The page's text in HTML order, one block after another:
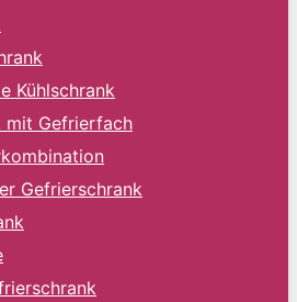
Kühlschrank
mit Gefrierfach
Gefrierschrank